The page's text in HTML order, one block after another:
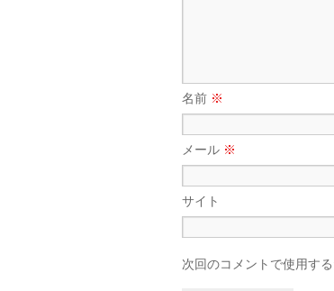
名前 ※
メール ※
サイト
次回のコメントで使用す